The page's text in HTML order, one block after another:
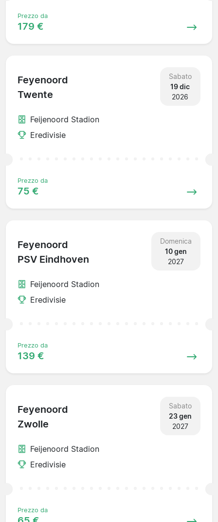
Prezzo da
179 €
Feyenoord
Twente
Sabato
19 dic
2026
Feijenoord Stadion
Eredivisie
Prezzo da
75 €
Feyenoord
PSV Eindhoven
Domenica
10 gen
2027
Feijenoord Stadion
Eredivisie
Prezzo da
139 €
Feyenoord
Zwolle
Sabato
23 gen
2027
Feijenoord Stadion
Eredivisie
Prezzo da